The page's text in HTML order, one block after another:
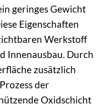
geringes Gewicht
Eigenschaften
Werkstoff
Innenausbau. Durch
zusätzlich
der
Oxidschicht